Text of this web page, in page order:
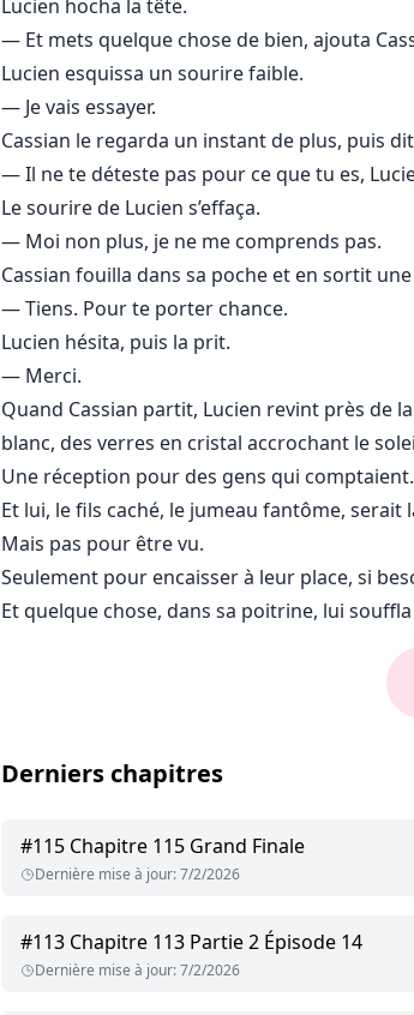
Lucien hocha la tête.
— Et mets quelque chose de bien, ajouta
Lucien esquissa un sourire faible.
— Je vais essayer.
Cassian le regarda un instant de plus, puis
— Il ne te déteste pas pour ce que tu es,
Le sourire de Lucien s’effaça.
— Moi non plus, je ne me comprends pas.
Cassian fouilla dans sa poche et en sortit
— Tiens. Pour te porter chance.
Lucien hésita, puis la prit.
— Merci.
Quand Cassian partit, Lucien revint près de
blanc, des verres en cristal accrochant le
Une réception pour des gens qui comptaient.
Et lui, le fils caché, le jumeau fantôme, serait
Mais pas pour être vu.
Seulement pour encaisser à leur place, si
Et quelque chose, dans sa poitrine, lui
Derniers chapitres
#115 Chapitre 115 Grand Finale
Dernière mise à jour:7/2/2026
#113 Chapitre 113 Partie 2 Épisode 14
Dernière mise à jour:7/2/2026